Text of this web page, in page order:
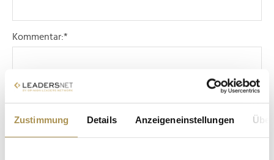
Zustimmung Details Anzeigeneinstellungen
Kommentar:*